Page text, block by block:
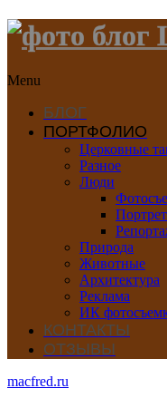
Menu
БЛОГ
ПОРТФОЛИО
Церковные
Разное
Люди
Портрет
Природа
Животные
Архитектура
Реклама
ИК
КОНТАКТЫ
ОТЗЫВЫ
macfred.ru